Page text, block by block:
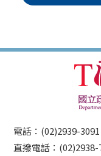
電話：(02)2939-
直撥電話：